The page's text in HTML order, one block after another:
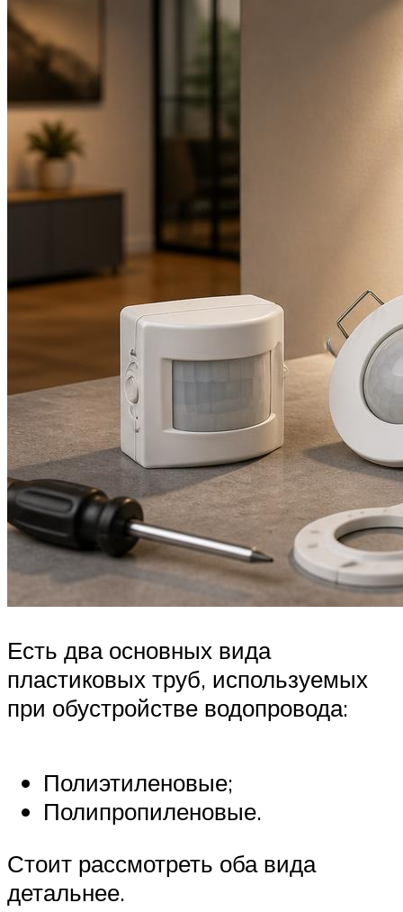
Есть два основных вида
пластиковых труб, используемых
при обустройстве водопровода:
Полиэтиленовые;
Полипропиленовые.
Стоит рассмотреть оба вида
детальнее.